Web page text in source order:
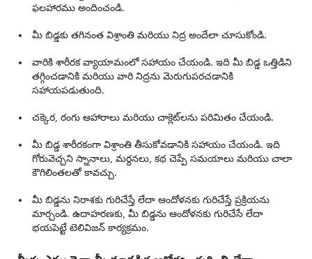
ఫలహారము అందించండి.
మీ బిడ్డకు తగినంత విశ్రాంతి మరియు నిద్ర అందేలా చూసుకోండి.
వారికి శారీరక వ్యాయామంలో సహాయం చేయండి. ఇది మీ బిడ్డ ఒత్తిడిని
తగ్గించడానికి మరియు వారి నిద్రను మెరుగుపరచడానికి
సహాయపడుతుంది.
చక్కెర, రంగు ఆహారాలు మరియు చాక్లెట్‌లను పరిమితం చేయండి.
మీ బిడ్డ శారీరకంగా విశ్రాంతి తీసుకోవడానికి సహాయం చేయండి. ఇది
గోరువెచ్చని స్నానాలు, మర్దనలు, కథ చెప్పే సమయాలు మరియు చాలా
కౌగిలింతలతో కావచ్చు.
మీ బిడ్డను నిరాశకు గురిచేస్తే లేదా ఆందోళనకు గురిచేస్తే ప్రక్రియను
మార్చండి. ఉదాహరణకు, మీ బిడ్డను ఆందోళనకు గురిచేసే లేదా
భయపెట్టే టెలివిజన్ కార్యక్రమం.